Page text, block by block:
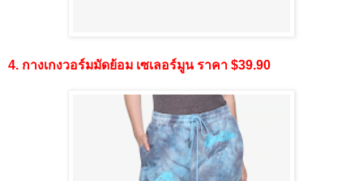
4. กางเกงวอร์มมัดย้อม เซเลอร์มูน ราคา $39.90